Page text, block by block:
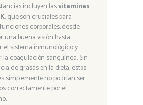
incluyen lasvitaminas
, que son cruciales para
corporales, desde
una buena visión hasta
el sistema inmunológico y
la coagulación sanguínea. Sin
de grasas en la dieta, estos
simplemente no podrían ser
correctamente por el